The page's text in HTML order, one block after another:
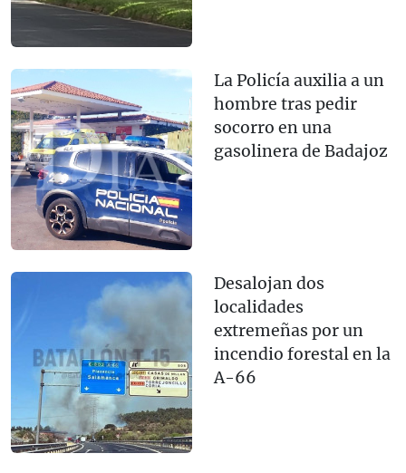
La Policía auxilia a un
hombre tras pedir
socorro en una
gasolinera de Badajoz
Desalojan dos
localidades
extremeñas por un
incendio forestal en la
A-66